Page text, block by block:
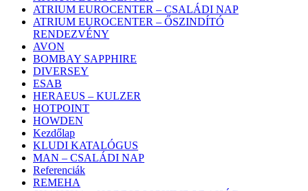
ATRIUM EUROCENTER – CSALÁDI NAP
ATRIUM EUROCENTER – ŐSZINDÍTÓ
RENDEZVÉNY
AVON
BOMBAY SAPPHIRE
DIVERSEY
ESAB
HERAEUS – KULZER
HOTPOINT
HOWDEN
Kezdőlap
KLUDI KATALÓGUS
MAN – CSALÁDI NAP
Referenciák
REMEHA